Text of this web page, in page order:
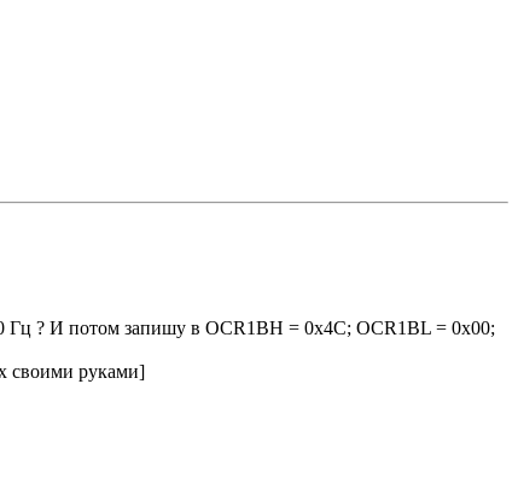
Гц ? И потом запишу в OCR1BH = 0x4С; OCR1BL = 0x00;
своими руками]